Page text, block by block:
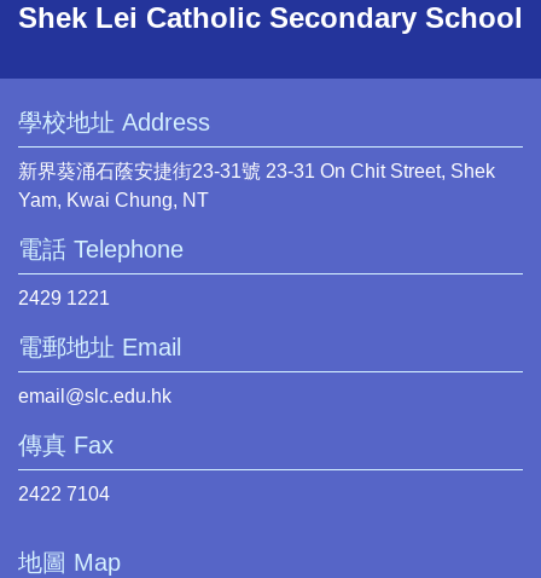
Shek Lei Catholic Secondary School
學校地址 Address
新界葵涌石蔭安捷街23-31號 23-31 On Chit Street, Shek
Yam, Kwai Chung, NT
電話 Telephone
2429 1221
電郵地址 Email
email@slc.edu.hk
傳真 Fax
2422 7104
地圖 Map